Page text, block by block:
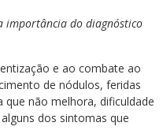
importância do diagnóstico
e ao combate ao
de nódulos, feridas
não melhora, dificuldade
dos sintomas que